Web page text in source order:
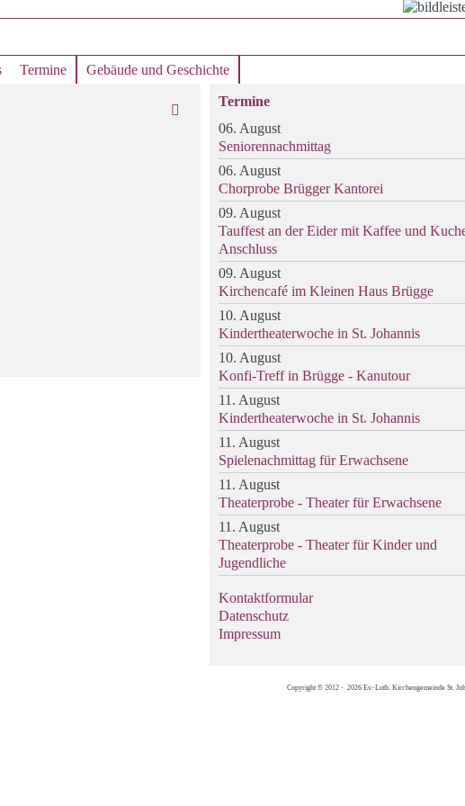
Termine Gebäude und Geschichte
Termine
06. August
Seniorennachmittag
06. August
Chorprobe Brügger Kantorei
09. August
Tauffest an der Eider mit Kaffee und
Anschluss
09. August
Kirchencafé im Kleinen Haus Brügge
10. August
Kindertheaterwoche in St. Johannis
10. August
Konfi-Treff in Brügge - Kanutour
11. August
Kindertheaterwoche in St. Johannis
11. August
Spielenachmittag für Erwachsene
11. August
Theaterprobe - Theater für Erwachsene
11. August
Theaterprobe - Theater für Kinder und
Jugendliche
Kontaktformular
Datenschutz
Impressum
Copyright © 2012 - 2026 Ev.-Luth. Kirchengemeinde St.